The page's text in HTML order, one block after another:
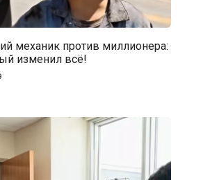
механик против миллионера:
изменил всё!